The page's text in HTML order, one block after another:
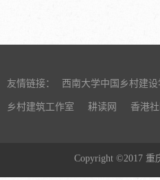
友情链接： 西南大学中国乡村建设
乡村建筑工作室 耕读网 香港
Copyright ©2017 重